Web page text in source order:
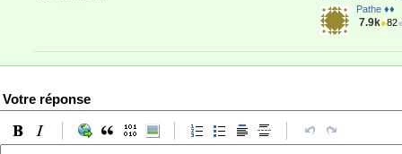
Pathe ♦♦
7.9k●82
Votre réponse